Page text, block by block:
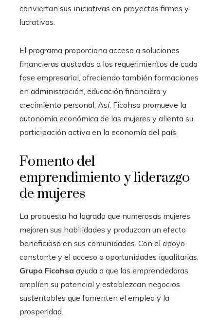
conviertan sus iniciativas en proyectos firmes y
lucrativos.
El programa proporciona acceso a soluciones
financieras ajustadas a los requerimientos de cada
fase empresarial, ofreciendo también formaciones
en administración, educación financiera y
crecimiento personal. Así, Ficohsa promueve la
autonomía económica de las mujeres y alienta su
participación activa en la economía del país.
Fomento del
emprendimiento y liderazgo
de mujeres
La propuesta ha logrado que numerosas mujeres
mejoren sus habilidades y produzcan un efecto
beneficioso en sus comunidades. Con el apoyo
constante y el acceso a oportunidades igualitarias,
Grupo Ficohsa ayuda a que las emprendedoras
amplíen su potencial y establezcan negocios
sustentables que fomenten el empleo y la
prosperidad.